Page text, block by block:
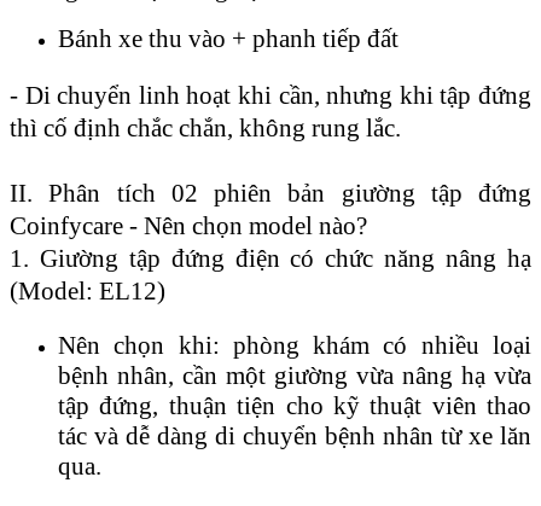
Bánh xe thu vào + phanh tiếp đất
- Di chuyển linh hoạt khi cần, nhưng khi tập đứng
thì cố định chắc chắn, không rung lắc.
II. Phân tích 02 phiên bản giường tập đứng
Coinfycare - Nên chọn model nào?
1. Giường tập đứng điện có chức năng nâng hạ
(Model: EL12)
Nên chọn khi: phòng khám có nhiều loại
bệnh nhân, cần một giường vừa nâng hạ vừa
tập đứng, thuận tiện cho kỹ thuật viên thao
tác và dễ dàng di chuyển bệnh nhân từ xe lăn
qua.